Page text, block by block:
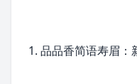
1. 品品香简语寿眉